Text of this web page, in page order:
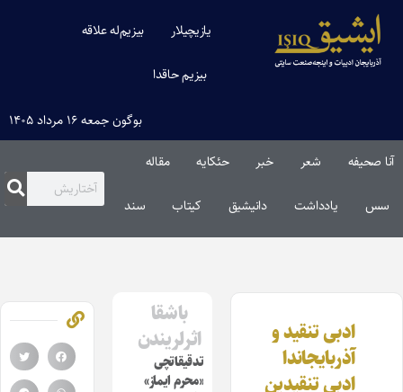
یازیچیلار بیزیم‌له علاقه
بیزیم حاقدا
بوگون جمعه ۱۶ مرداد ۱۴۰۵
آنا صحیفه شعر خبر حئکایه مقاله‌
سس یادداشت دانیشیق کیتاب سند
ادبی تنقید و
آذربایجاندا
ادبی تنقیدین
باشقا
اثرلریندن
تدقیقاتچی
«محرم ایماز»